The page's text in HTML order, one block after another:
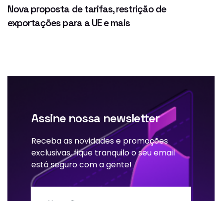
Nova proposta de tarifas, restrição de
exportações para a UE e mais
Assine nossa newsletter
Receba as novidades e promoções
exclusivas, fique tranquilo o seu email
está seguro com a gente!